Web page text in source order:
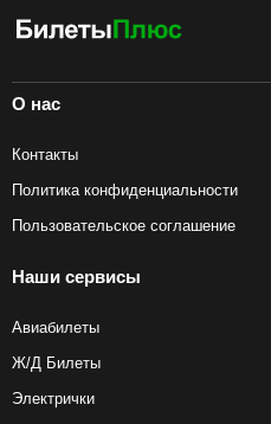
О нас
Контакты
Политика конфиденциальности
Пользовательское соглашение
Наши сервисы
Авиабилеты
Ж/Д Билеты
Электрички